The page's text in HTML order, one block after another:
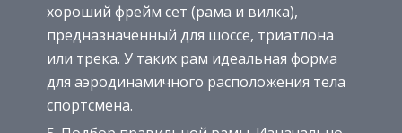
хороший фрейм сет (рама и вилка),
предназначенный для шоссе, триатлона
или трека. У таких рам идеальная форма
для аэродинамичного расположения тела
спортсмена.